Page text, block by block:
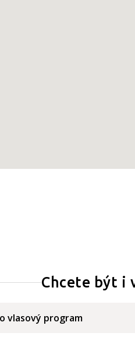
Chcete být i
vlasový program